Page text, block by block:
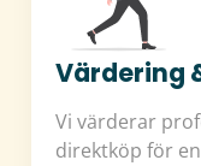
Värdering
Vi värderar
direktköp för